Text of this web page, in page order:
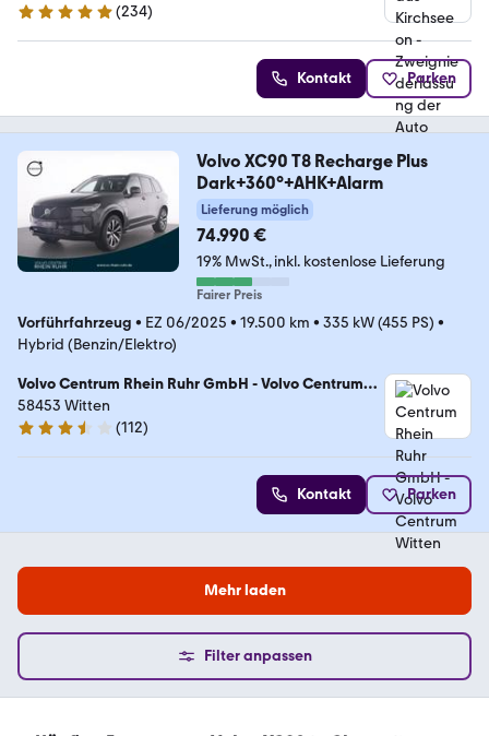
4.9 Sterne
(234)
Kontakt Parken
Volvo XC90 T8 Recharge Plus
Dark+360°+AHK+Alarm
Lieferung möglich
74.990 €
19% MwSt. inkl. kostenlose Lieferung
Fairer Preis
Vorführfahrzeug • EZ 06/2025 • 19.500 km • 335 kW (455 PS) •
Hybrid (Benzin/Elektro)
Volvo Centrum Rhein Ruhr GmbH - Volvo Centrum
Witten
58453 Witten
3.4 Sterne
(112)
Kontakt Parken
Mehr laden
Filter anpassen